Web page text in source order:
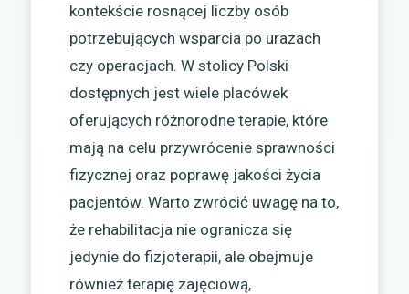
kontekście rosnącej liczby osób
potrzebujących wsparcia po urazach
czy operacjach. W stolicy Polski
dostępnych jest wiele placówek
oferujących różnorodne terapie, które
mają na celu przywrócenie sprawności
fizycznej oraz poprawę jakości życia
pacjentów. Warto zwrócić uwagę na to,
że rehabilitacja nie ogranicza się
jedynie do fizjoterapii, ale obejmuje
również terapię zajęciową,